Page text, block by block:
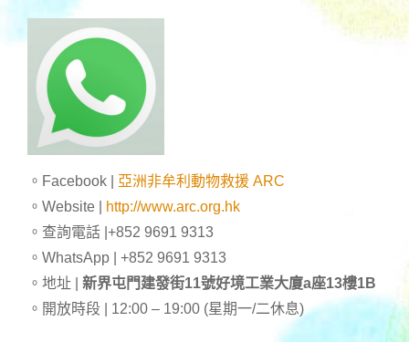
。Facebook |
亞洲非牟利動物救援 ARC
。Website |
http://www.arc.org.hk
。查詢電話 |+852 9691 9313
。WhatsApp | +852 9691 9313
。地址 | 新界屯門建發街11號好境工業大廈a座13樓1B
。開放時段 | 12:00 – 19:00 (星期一/二休息)